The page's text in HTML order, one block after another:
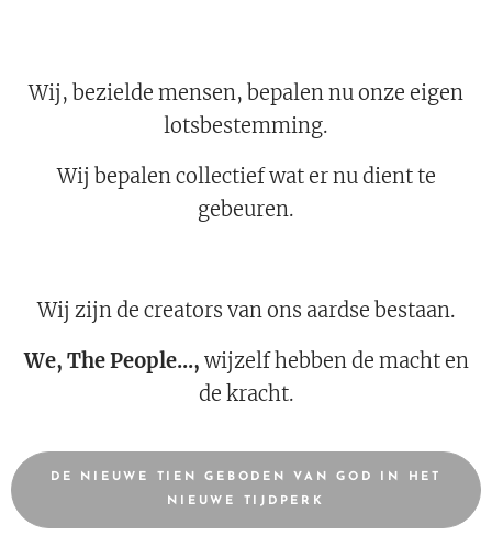
Wij, bezielde mensen, bepalen nu onze eigen
lotsbestemming.
Wij bepalen collectief wat er nu dient te
gebeuren.
Wij zijn de creators van ons aardse bestaan.
We, The People..., wijzelf hebben de macht en
de kracht.
DE NIEUWE TIEN GEBODEN VAN GOD IN HET
NIEUWE TIJDPERK